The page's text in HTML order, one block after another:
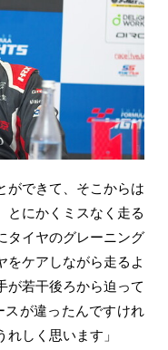
できて、そこからは
とにかくミスなく走る
タイヤのグレーニング
をケアしながら走るよ
が若干後ろから迫って
スが違ったんですけれ
しく思います」